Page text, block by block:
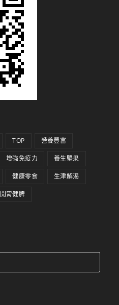
TOP 營養豐富
增強免疫力 養生堅果
健康零食 生津解渴
開胃健脾